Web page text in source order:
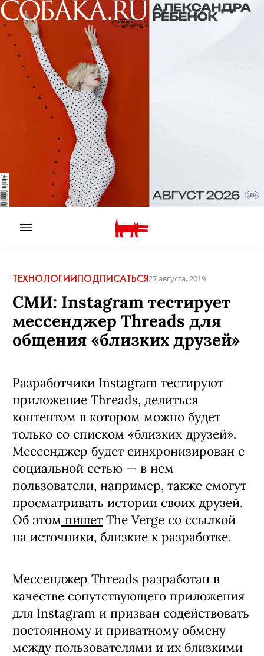
ТЕХНОЛОГИИПОДПИСАТЬСЯ27 августа, 2019
СМИ: Instagram тестирует
мессенджер Threads для
общения «близких друзей»
Разработчики Instagram тестируют
приложение Threads, делиться
контентом в котором можно будет
только со списком «близких друзей».
Мессенджер будет синхронизирован с
социальной сетью — в нем
пользователи, например, также смогут
просматривать истории своих друзей.
Об этом пишет The Verge со ссылкой
на источники, близкие к разработке.
Мессенджер Threads разработан в
качестве сопутствующего приложения
для Instagram и призван содействовать
постоянному и приватному обмену
между пользователями и их близкими